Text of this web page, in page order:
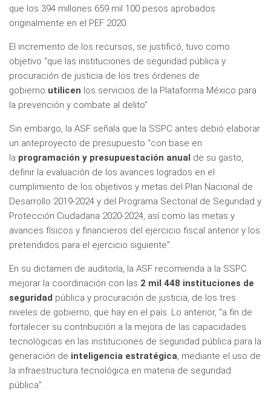
que los 394 millones 659 mil 100 pesos aprobados
originalmente en el PEF 2020.
El incremento de los recursos, se justificó, tuvo como
objetivo “que las instituciones de seguridad pública y
procuración de justicia de los tres órdenes de
gobierno utilicen los servicios de la Plataforma México para
la prevención y combate al delito”
Sin embargo, la ASF señala que la SSPC antes debió elaborar
un anteproyecto de presupuesto “con base en
la programación y presupuestación anual de su gasto,
definir la evaluación de los avances logrados en el
cumplimiento de los objetivos y metas del Plan Nacional de
Desarrollo 2019-2024 y del Programa Sectorial de Seguridad y
Protección Ciudadana 2020-2024, así como las metas y
avances físicos y financieros del ejercicio fiscal anterior y los
pretendidos para el ejercicio siguiente”.
En su dictamen de auditoría, la ASF recomienda a la SSPC
mejorar la coordinación con las 2 mil 448 instituciones de
seguridad pública y procuración de justicia, de los tres
niveles de gobierno, que hay en el país. Lo anterior, “a fin de
fortalecer su contribución a la mejora de las capacidades
tecnológicas en las instituciones de seguridad pública para la
generación de inteligencia estratégica, mediante el uso de
la infraestructura tecnológica en materia de seguridad
pública”.